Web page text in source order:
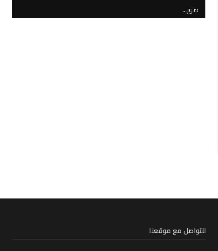
صور…
للتواصل مع موقعنا